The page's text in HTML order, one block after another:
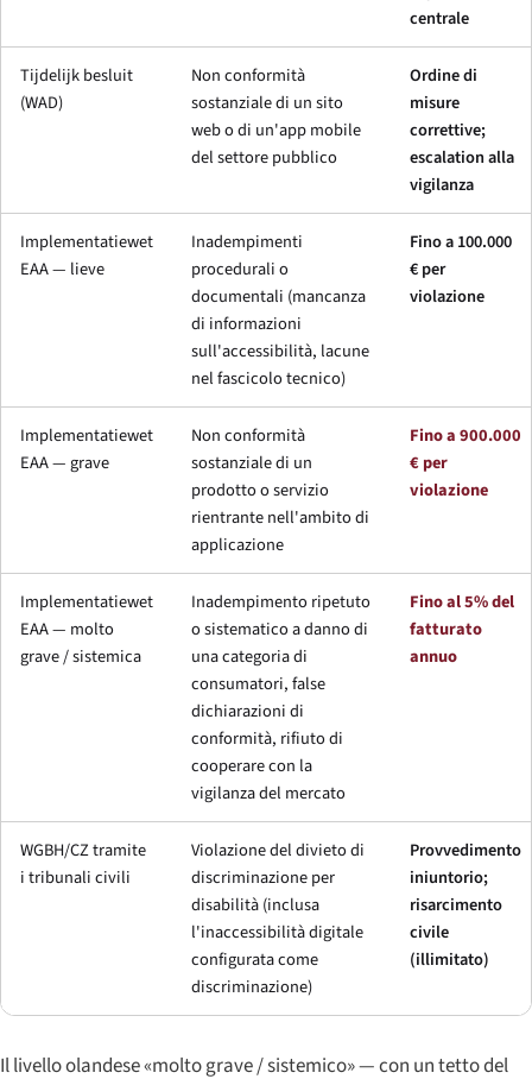
centrale
Tijdelijk besluit
(WAD)
Non conformità
sostanziale di un sito
web o di un'app mobile
del settore pubblico
Ordine di
misure
correttive;
escalation alla
vigilanza
Implementatiewet
EAA — lieve
Inadempimenti
procedurali o
documentali (mancanza
di informazioni
sull'accessibilità, lacune
nel fascicolo tecnico)
Fino a 100.000
€ per
violazione
Implementatiewet
EAA — grave
Non conformità
sostanziale di un
prodotto o servizio
rientrante nell'ambito di
applicazione
Fino a 900.000
€ per
violazione
Implementatiewet
EAA — molto
grave / sistemica
Inadempimento ripetuto
o sistematico a danno di
una categoria di
consumatori, false
dichiarazioni di
conformità, rifiuto di
cooperare con la
vigilanza del mercato
Fino al 5% del
fatturato
annuo
WGBH/CZ tramite
i tribunali civili
Violazione del divieto di
discriminazione per
disabilità (inclusa
l'inaccessibilità digitale
configurata come
discriminazione)
Provvedimento
iniuntorio;
risarcimento
civile
(illimitato)
Il livello olandese «molto grave / sistemico» — con un tetto del